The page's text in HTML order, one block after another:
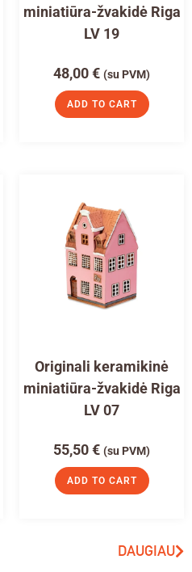
miniatiūra-žvakidė Riga
LV 19
48,00€ (su PVM)
ADD TO CART
Originali keramikinė
miniatiūra-žvakidė Riga
LV 07
55,50€ (su PVM)
ADD TO CART
DAUGIAU